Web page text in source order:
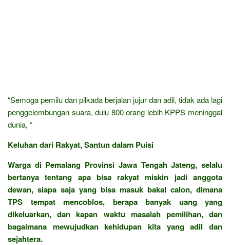
“Semoga pemilu dan pilkada berjalan jujur dan adil, tidak ada lagi
penggelembungan suara, dulu 800 orang lebih KPPS meninggal
dunia, “
Keluhan dari Rakyat, Santun dalam Puisi
Warga di Pemalang Provinsi Jawa Tengah Jateng, selalu
bertanya tentang apa bisa rakyat miskin jadi anggota
dewan, siapa saja yang bisa masuk bakal calon, dimana
TPS tempat mencoblos, berapa banyak uang yang
dikeluarkan, dan kapan waktu masalah pemilihan, dan
bagaimana mewujudkan kehidupan kita yang adil dan
sejahtera.